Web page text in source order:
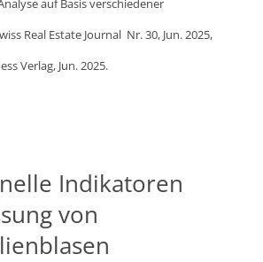
auf Basis verschiedener
Real Estate Journal Nr. 30, Jun. 2025,
Verlag, Jun. 2025.
Indikatoren
von